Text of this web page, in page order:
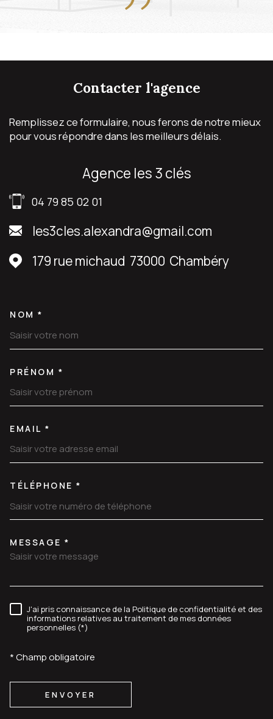
contacter l'agence
Remplissez ce formulaire, nous ferons de notre mieux
pour vous répondre dans les meilleurs délais.
agence les 3 clés
04 79 85 02 01
les3cles.alexandra@gmail.com
179 rue michaud 73000 Chambéry
NOM *
PRÉNOM *
EMAIL *
TÉLÉPHONE *
TRAD_MELTEM_VOREDEMANDE
MESSAGE *
RÈGLEMENTATION
J'ai pris connaissance de la Politique de confidentialité et des
informations relatives au traitement de mes données
personnelles (*)
* Champ obligatoire
ENVOYER